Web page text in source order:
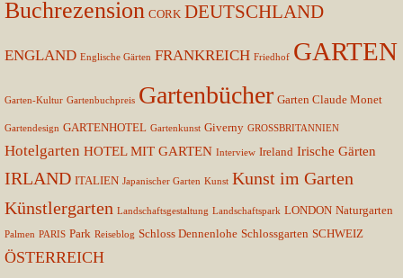
Buchrezension CORK DEUTSCHLAND
ENGLAND Englische Gärten FRANKREICH Friedhof GARTEN
Garten-Kultur Gartenbuchpreis Gartenbücher Garten Claude Monet
Gartendesign GARTENHOTEL Gartenkunst Giverny GROSSBRITANNIEN
Hotelgarten HOTEL MIT GARTEN Interview Ireland Irische Gärten
IRLAND ITALIEN Japanischer Garten Kunst Kunst im Garten
Künstlergarten Landschaftsgestaltung Landschaftspark LONDON Naturgarten
Palmen PARIS Park Reiseblog Schloss Dennenlohe Schlossgarten SCHWEIZ
ÖSTERREICH